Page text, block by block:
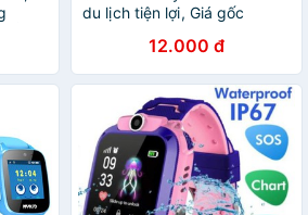
du lịch tiện lợi, Giá gốc
12.000 đ